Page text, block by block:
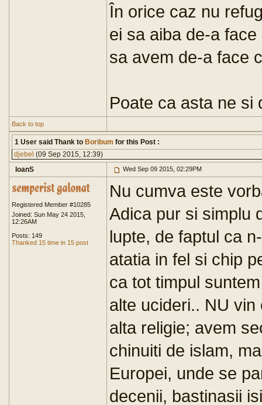
În orice caz nu
ei sa aiba de-a
sa avem de-a face
Poate ca asta ne
Back to top
1 User said Thank to Boribum for this Post :
djebel (09 Sep 2015, 12:39)
IoanS
Wed Sep 09 2015, 02:29PM
Registered Member #10285
Joined: Sun May 24 2015,
12:26AM
Posts: 149
Thanked 15 time in 15 post
Nu cumva este
Adica pur si simplu
lupte, de faptul ca
atatia in fel si chip
ca tot timpul
alte ucideri.. NU
alta religie; avem
chinuiti de islam,
Europei, unde se
decenii, bastinasii